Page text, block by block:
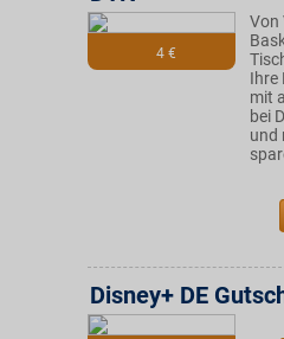
4 €
Von
Ihre
mit
bei
und
Disney+ DE